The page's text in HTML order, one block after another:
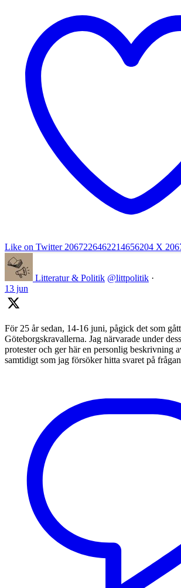
Like on Twitter 2067226462214656204 X
Litteratur & Politik @littpolitik ·
13 jun
För 25 år sedan, 14-16 juni, pågick det som
Göteborgskravallerna. Jag närvarade under
protester och ger här en personlig beskrivning
samtidigt som jag försöker hitta svaret på